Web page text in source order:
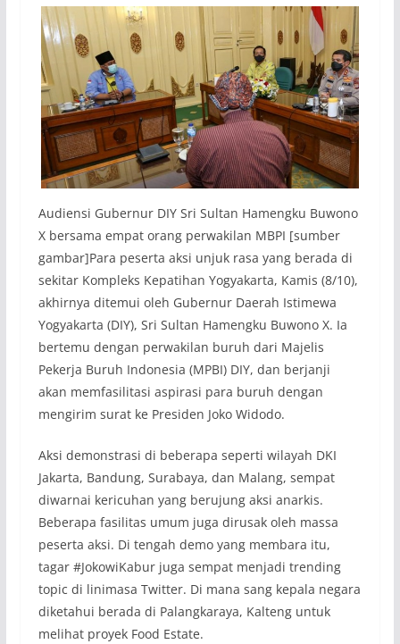
Audiensi Gubernur DIY Sri Sultan Hamengku Buwono
X bersama empat orang perwakilan MBPI [sumber
gambar]Para peserta aksi unjuk rasa yang berada di
sekitar Kompleks Kepatihan Yogyakarta, Kamis (8/10),
akhirnya ditemui oleh Gubernur Daerah Istimewa
Yogyakarta (DIY), Sri Sultan Hamengku Buwono X. Ia
bertemu dengan perwakilan buruh dari Majelis
Pekerja Buruh Indonesia (MPBI) DIY, dan berjanji
akan memfasilitasi aspirasi para buruh dengan
mengirim surat ke Presiden Joko Widodo.
Aksi demonstrasi di beberapa seperti wilayah DKI
Jakarta, Bandung, Surabaya, dan Malang, sempat
diwarnai kericuhan yang berujung aksi anarkis.
Beberapa fasilitas umum juga dirusak oleh massa
peserta aksi. Di tengah demo yang membara itu,
tagar #JokowiKabur juga sempat menjadi trending
topic di linimasa Twitter. Di mana sang kepala negara
diketahui berada di Palangkaraya, Kalteng untuk
melihat proyek Food Estate.